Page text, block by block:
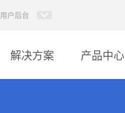
用户后台
解决方案 产品中心